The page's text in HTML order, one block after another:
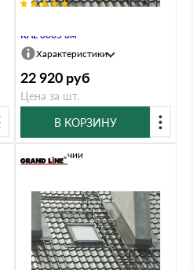
RAL 3005 3м
Характеристики
22 920 руб
Цена за шт.
В КОРЗИНУ
В наличии